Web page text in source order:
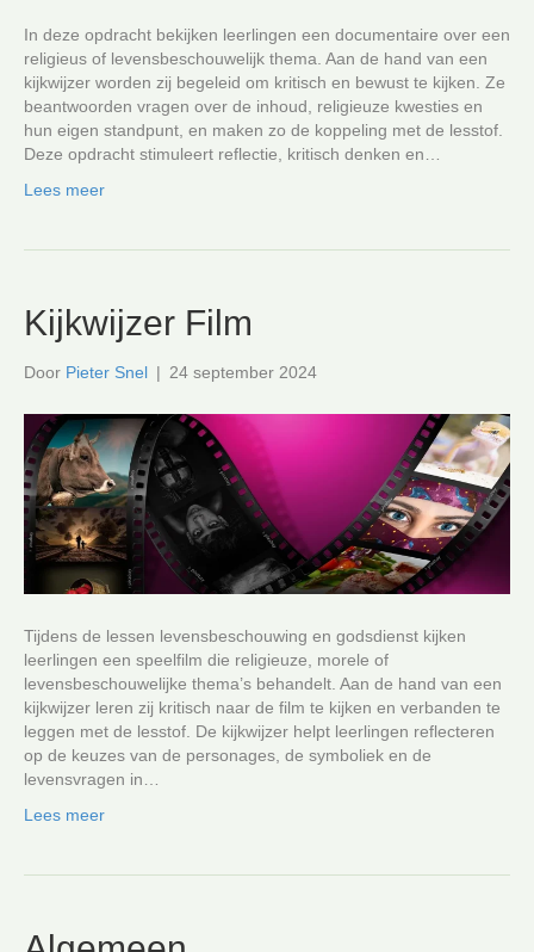
In deze opdracht bekijken leerlingen een documentaire over een
religieus of levensbeschouwelijk thema. Aan de hand van een
kijkwijzer worden zij begeleid om kritisch en bewust te kijken. Ze
beantwoorden vragen over de inhoud, religieuze kwesties en
hun eigen standpunt, en maken zo de koppeling met de lesstof.
Deze opdracht stimuleert reflectie, kritisch denken en…
Lees meer
Kijkwijzer Film
Door Pieter Snel | 24 september 2024
Tijdens de lessen levensbeschouwing en godsdienst kijken
leerlingen een speelfilm die religieuze, morele of
levensbeschouwelijke thema’s behandelt. Aan de hand van een
kijkwijzer leren zij kritisch naar de film te kijken en verbanden te
leggen met de lesstof. De kijkwijzer helpt leerlingen reflecteren
op de keuzes van de personages, de symboliek en de
levensvragen in…
Lees meer